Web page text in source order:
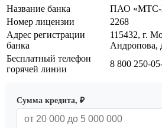
Название банка
ПАО «МТС-
Номер лицензии
2268
Адрес регистрации
банка
115432, г.
Андропова,
Бесплатный телефон
горячей линии
8 800 250-
Сумма кредита, ₽